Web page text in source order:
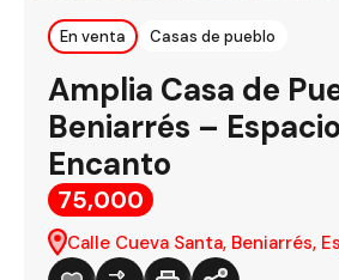
En venta Casas de pueblo
Amplia Casa de
Beniarrés –
Encanto
75,000
Calle Cueva Santa, Beniarrés,